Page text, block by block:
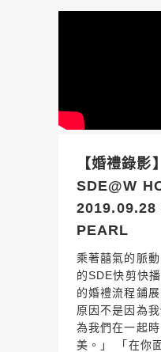
【婚禮錄影
SDE@W
2019.09.28
PEARL
乘著囍氣的脈
的SDE快剪快
的婚禮流程鋪
原因不是因為
為我們在一起
美。」 「在你